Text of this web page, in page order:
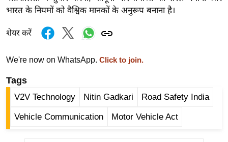
ज
फ
नो
रं
ज
भारत के नियमों को वैश्विक मानकों के अनुरूप बनाना है।
शेयर करें
We're now on WhatsApp. Click to join.
Tags
V2V Technology Nitin Gadkari Road Safety India
Vehicle Communication Motor Vehicle Act